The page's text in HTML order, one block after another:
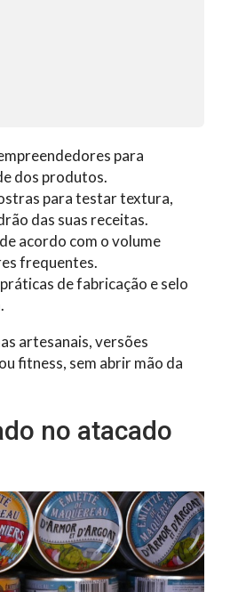
para
dos produtos.
para testar textura,
das suas receitas.
acordo com o volume
frequentes.
de fabricação e selo
artesanais, versões
fitness, sem abrir mão da
no atacado